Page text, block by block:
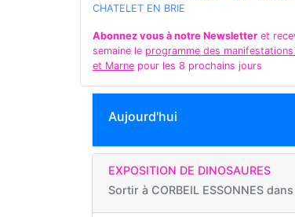
CHATELET EN BRIE
Abonnez vous à notre Newsletter et
semaine le programme des manifestations
et Marne pour les 8 prochains jours
Aujourd'hui
EXPOSITION DE DINOSAURES
Sortir à CORBEIL ESSONNES